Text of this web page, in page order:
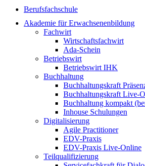
Berufsfachschule
Akademie für Erwachsenenbildung
Fachwirt
Wirtschaftsfachwirt
Ada-Schein
Betriebswirt
Betriebswirt IHK
Buchhaltung
Buchhaltungskraft
Buchhaltungskraft Live-
Buchhaltung kompakt
Inhouse Schulungen
Digitalisierung
Agile Practitioner
EDV-Praxis
EDV-Praxis Live-Online
Teilqualifizierung